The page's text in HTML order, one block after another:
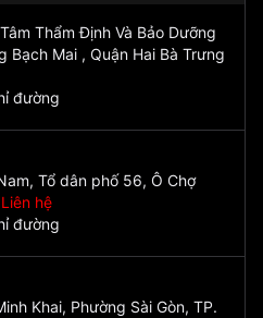
Thẩm Định Và Bảo Dưỡng
Bạch Mai , Quận Hai Bà Trưng
đường
Tổ dân phố 56, Ô Chợ
Liên hệ
đường
Khai, Phường Sài Gòn, TP.